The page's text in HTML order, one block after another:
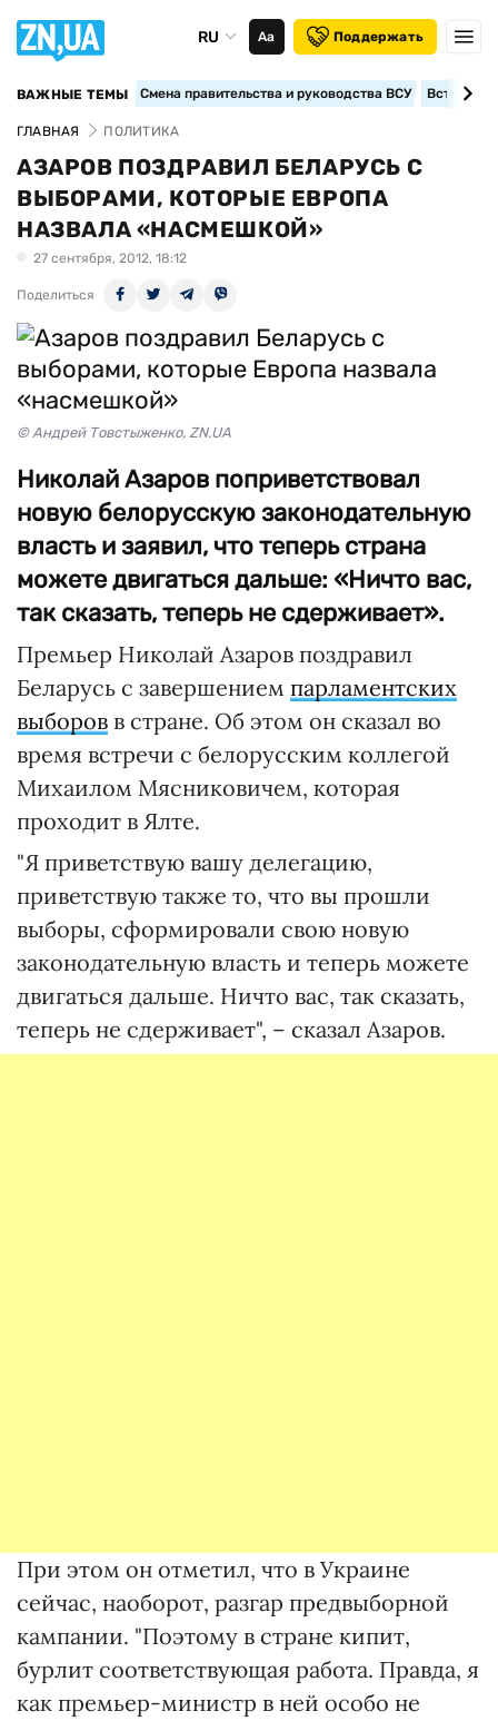
RU Аа Поддержать
ВАЖНЫЕ ТЕМЫ Смена правительства и руководства ВСУ
ГЛАВНАЯ ПОЛИТИКА
АЗАРОВ ПОЗДРАВИЛ БЕЛАРУСЬ С
ВЫБОРАМИ, КОТОРЫЕ ЕВРОПА
НАЗВАЛА «НАСМЕШКОЙ»
27 сентября, 2012, 18:12
Поделиться
© Андрей Товстыженко, ZN.UA
Николай Азаров поприветствовал
новую белорусскую законодательную
власть и заявил, что теперь страна
можете двигаться дальше: «Ничто вас,
так сказать, теперь не сдерживает».
Премьер Николай Азаров поздравил
Беларусь с завершением парламентских
выборов в стране. Об этом он сказал во
время встречи с белорусским коллегой
Михаилом Мясниковичем, которая
проходит в Ялте.
"Я приветствую вашу делегацию,
приветствую также то, что вы прошли
выборы, сформировали свою новую
законодательную власть и теперь можете
двигаться дальше. Ничто вас, так сказать,
теперь не сдерживает", – сказал Азаров.
При этом он отметил, что в Украине
сейчас, наоборот, разгар предвыборной
кампании. "Поэтому в стране кипит,
бурлит соответствующая работа. Правда, я
как премьер-министр в ней особо не